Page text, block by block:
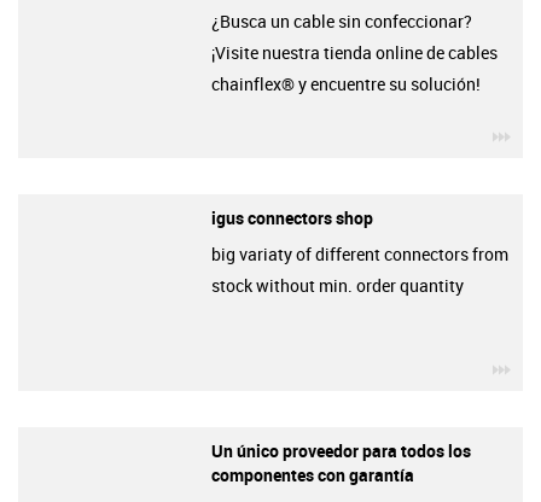
¿Busca un cable sin confeccionar?
¡Visite nuestra tienda online de cables
chainflex® y encuentre su solución!
igus connectors shop
big variaty of different connectors from
stock without min. order quantity
Un único proveedor para todos los
componentes con garantía